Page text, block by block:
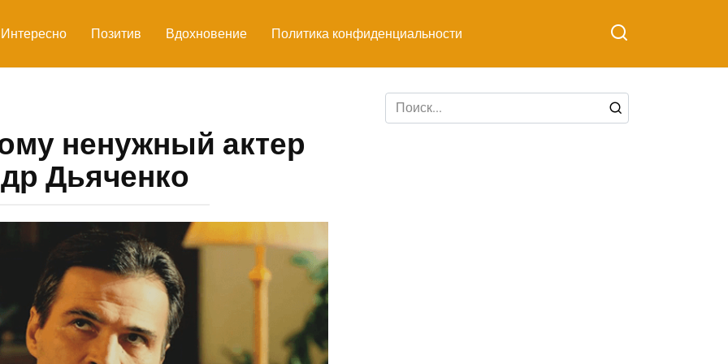
Интересно Позитив Вдохновение Политика конфиденциальности
ненужный актер
Дьяченко
Search
for: